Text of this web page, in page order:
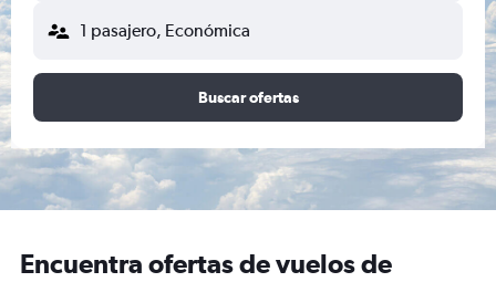
1 pasajero, Económica
Buscar ofertas
Encuentra ofertas de vuelos de